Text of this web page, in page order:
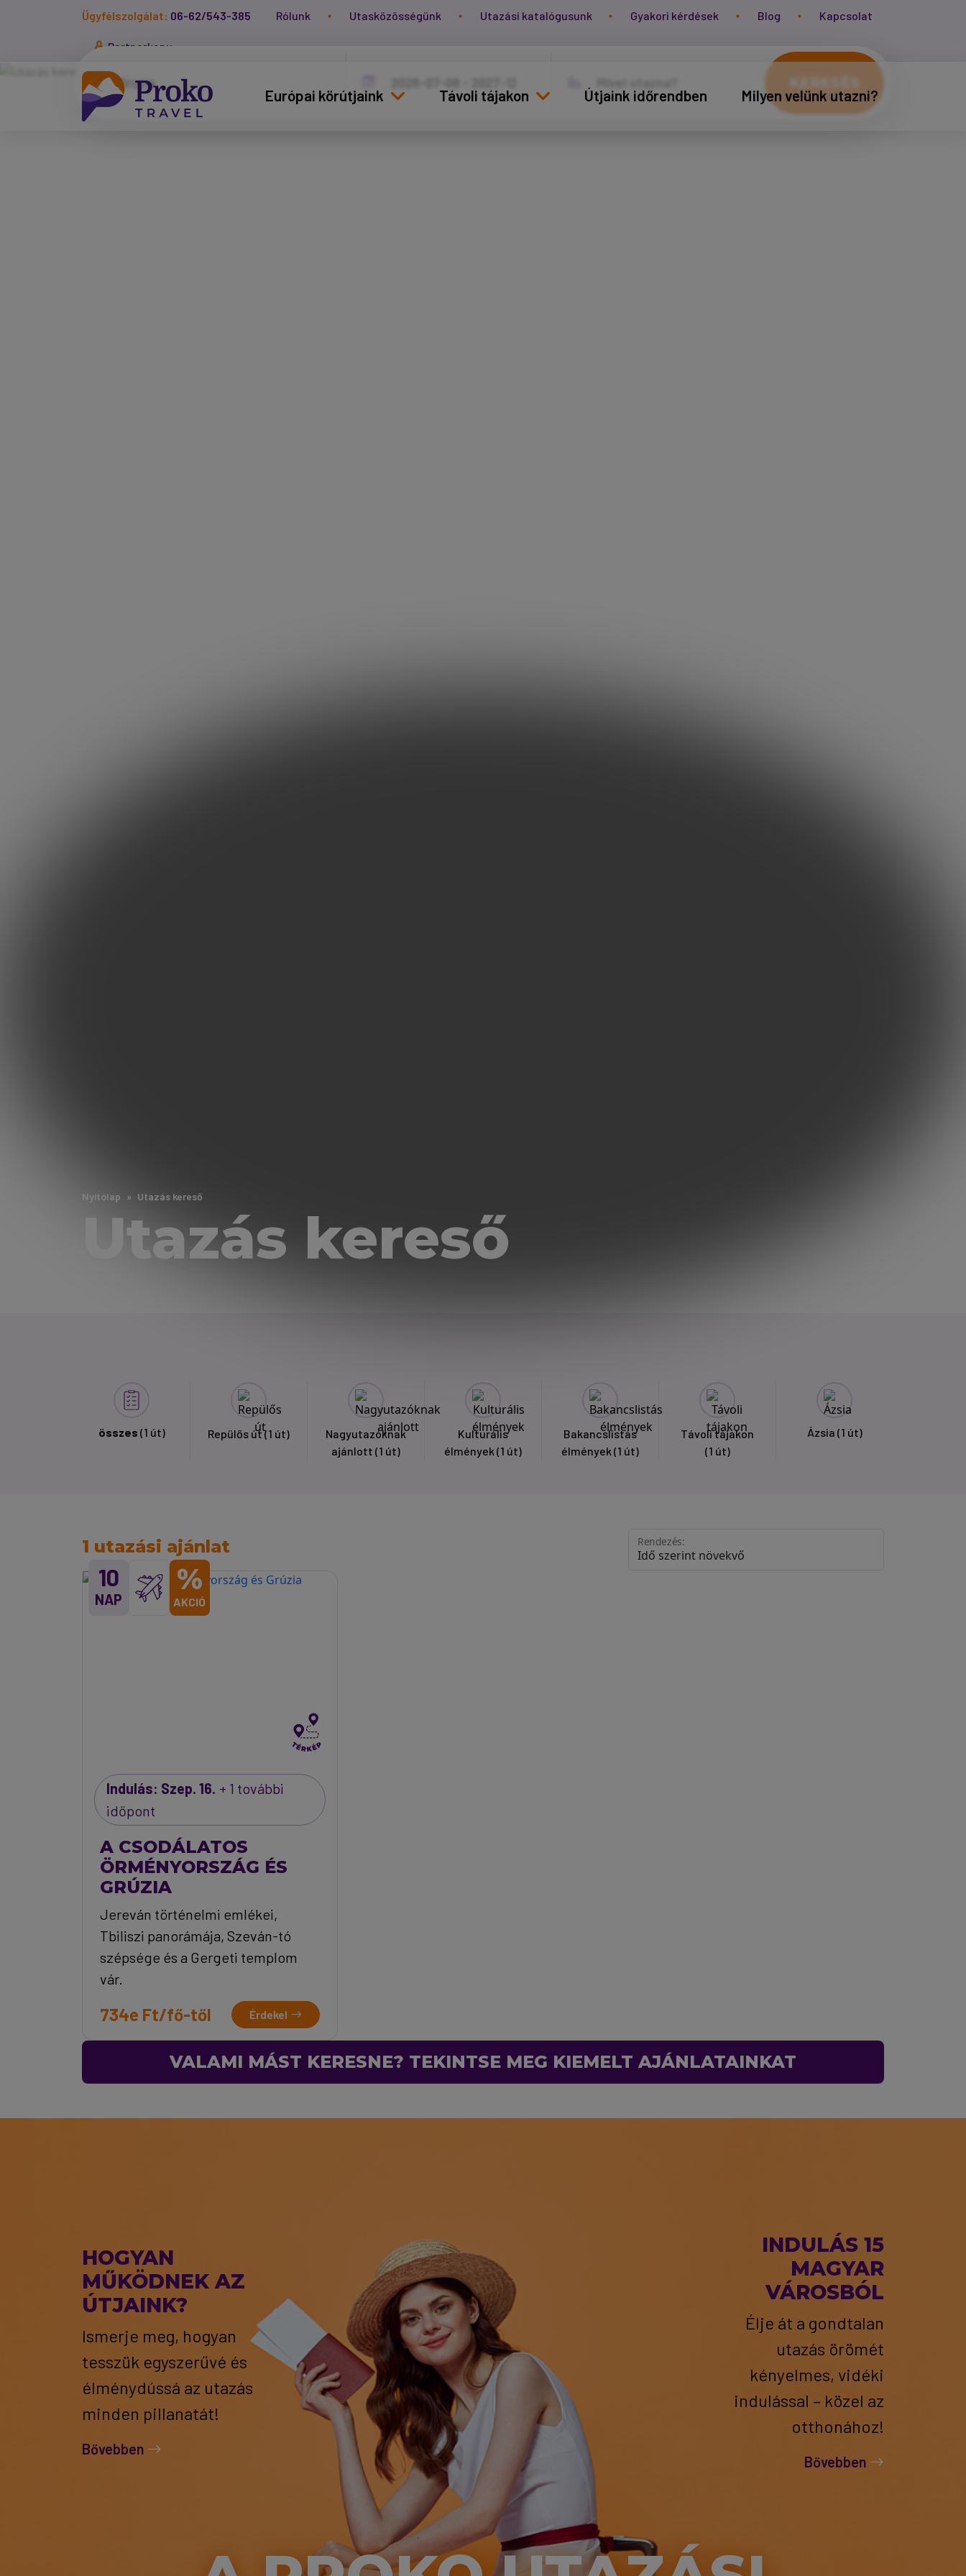
Ügyfélszolgálat: 06-62/543-385 Rólunk Utasközösségünk Utazási katalógusunk Gyakori kérdések Blog Kapcsolat
Partnerkapu
Európai körútjaink Távoli tájakon Útjaink időrendben Milyen velünk utazni?
Nyitólap Utazás kereső
Utazás kereső
KERESÉS
összes (1 út) Repülős út(1 út)
Nagyutazóknak
ajánlott (1 út)
Kulturális
élmények (1 út)
Bakancslistás
élmények (1 út)
Távoli tájakon
(1 út)
Ázsia (1 út)
1 utazási ajánlat Rendezés:
10
NAP
%
AKCIÓ
Indulás: Szep. 16. + 1 további
időpont
A CSODÁLATOS
ÖRMÉNYORSZÁG ÉS
GRÚZIA
Jereván történelmi emlékei,
Tbiliszi panorámája, Szeván-tó
szépsége és a Gergeti templom
vár.
734e Ft/fő-től Érdekel
VALAMI MÁST KERESNE? TEKINTSE MEG KIEMELT AJÁNLATAINKAT
HOGYAN
MŰKÖDNEK AZ
ÚTJAINK?
Ismerje meg, hogyan
tesszük egyszerűvé és
élménydússá az utazás
minden pillanatát!
Bővebben
INDULÁS 15
MAGYAR
VÁROSBÓL
Élje át a gondtalan
utazás örömét
kényelmes, vidéki
indulással – közel az
otthonához!
Bővebben